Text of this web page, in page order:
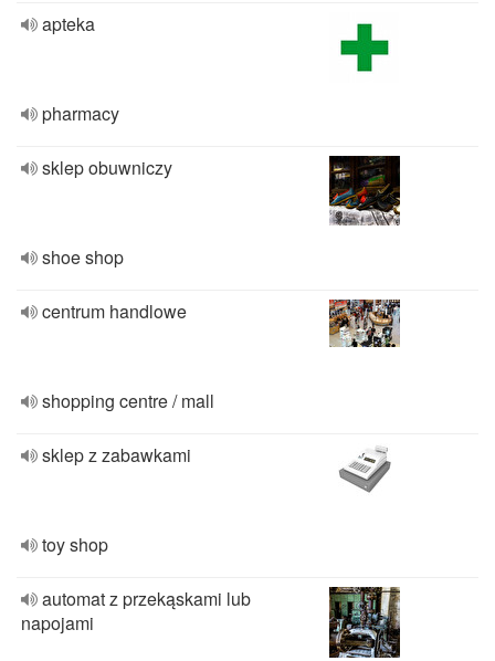
apteka
pharmacy
sklep obuwniczy
shoe shop
centrum handlowe
shopping centre / mall
sklep z zabawkami
toy shop
automat z przekąskami lub
napojami